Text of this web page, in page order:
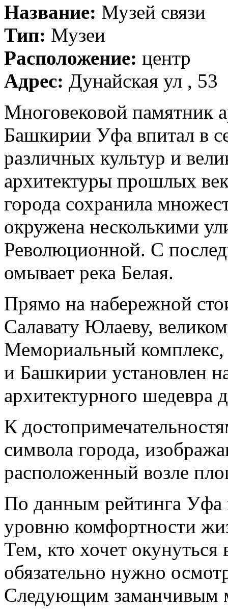
Название: Музей связи
Тип: Музеи
Расположение: центр
Адрес: Дунайская ул , 53
Многовековой памятник
Башкирии Уфа впитал в
различных культур и
архитектуры прошлых
города сохранила
окружена несколькими
Революционной. С
омывает река Белая.
Прямо на набережной
Салавату Юлаеву,
Мемориальный
и Башкирии установлен
архитектурного шедевра
К
символа города,
расположенный возле
По данным рейтинга Уфа
уровню комфортности
Тем, кто хочет
обязательно нужно
Следующим заманчивым